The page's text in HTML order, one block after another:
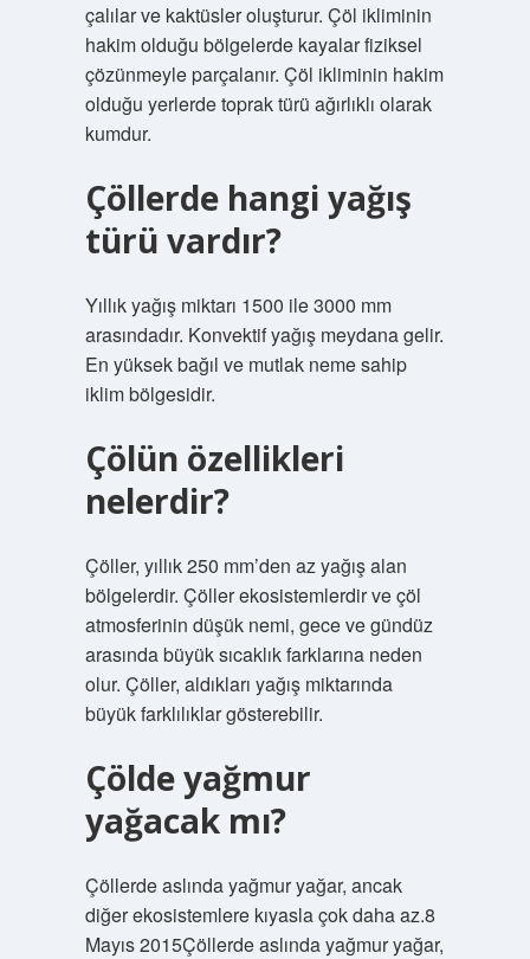
çalılar ve kaktüsler oluşturur. Çöl ikliminin
hakim olduğu bölgelerde kayalar fiziksel
çözünmeyle parçalanır. Çöl ikliminin hakim
olduğu yerlerde toprak türü ağırlıklı olarak
kumdur.
Çöllerde hangi yağış
türü vardır?
Yıllık yağış miktarı 1500 ile 3000 mm
arasındadır. Konvektif yağış meydana gelir.
En yüksek bağıl ve mutlak neme sahip
iklim bölgesidir.
Çölün özellikleri
nelerdir?
Çöller, yıllık 250 mm’den az yağış alan
bölgelerdir. Çöller ekosistemlerdir ve çöl
atmosferinin düşük nemi, gece ve gündüz
arasında büyük sıcaklık farklarına neden
olur. Çöller, aldıkları yağış miktarında
büyük farklılıklar gösterebilir.
Çölde yağmur
yağacak mı?
Çöllerde aslında yağmur yağar, ancak
diğer ekosistemlere kıyasla çok daha az.8
Mayıs 2015Çöllerde aslında yağmur yağar,